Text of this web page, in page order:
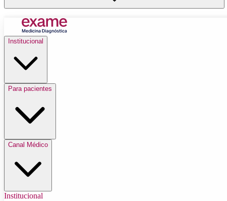
Institucional
Para pacientes
Canal Médico
Institucional